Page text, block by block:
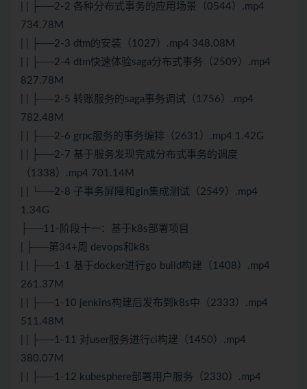
| | ├──2-2 各种分布式事务的应用场景（0544）.mp4
734.78M
| | ├──2-3 dtm的安装（1027）.mp4 348.08M
| | ├──2-4 dtm快速体验saga分布式事务（2509）.mp4
827.78M
| | ├──2-5 转账服务的saga事务调试（1756）.mp4
782.48M
| | ├──2-6 grpc服务的事务编排（2631）.mp4 1.42G
| | ├──2-7 基于服务发现完成分布式事务的调度
（1338）.mp4 701.14M
| | └──2-8 子事务屏障和gin集成测试（2549）.mp4
1.34G
├──11-阶段十一：基于k8s部署项目
| ├──第34+周 devops和k8s
| | ├──1-1 基于docker进行go build构建（1408）.mp4
261.37M
| | ├──1-10 jenkins构建后发布到k8s中（2333）.mp4
511.48M
| | ├──1-11 对user服务进行ci构建（1450）.mp4
380.07M
| | ├──1-12 kubesphere部署用户服务（2330）.mp4